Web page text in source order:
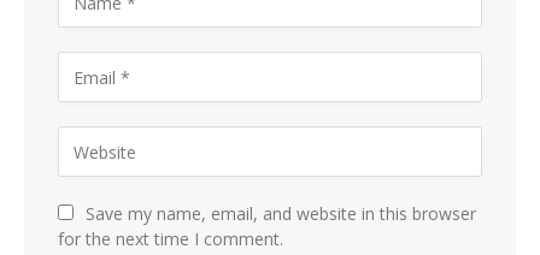
Save my name, email, and website in this browser
for the next time I comment.